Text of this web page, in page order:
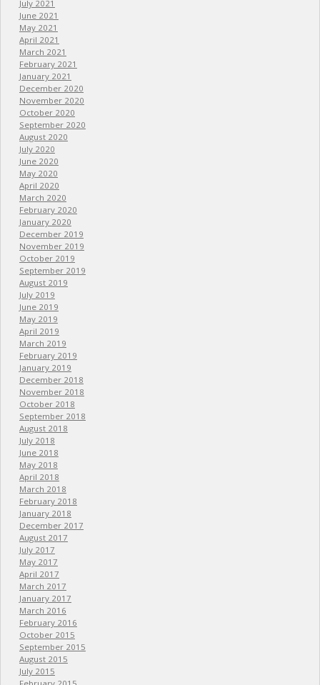
July 2021
June 2021
May 2021
April 2021
March 2021
February 2021
January 2021
December 2020
November 2020
October 2020
September 2020
August 2020
July 2020
June 2020
May 2020
April 2020
March 2020
February 2020
January 2020
December 2019
November 2019
October 2019
September 2019
August 2019
July 2019
June 2019
May 2019
April 2019
March 2019
February 2019
January 2019
December 2018
November 2018
October 2018
September 2018
August 2018
July 2018
June 2018
May 2018
April 2018
March 2018
February 2018
January 2018
December 2017
August 2017
July 2017
May 2017
April 2017
March 2017
January 2017
March 2016
February 2016
October 2015
September 2015
August 2015
July 2015